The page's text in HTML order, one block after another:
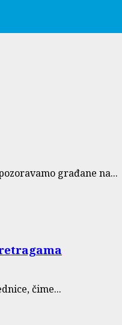
građane na...
čime...